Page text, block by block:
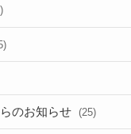
のお知らせ (25)